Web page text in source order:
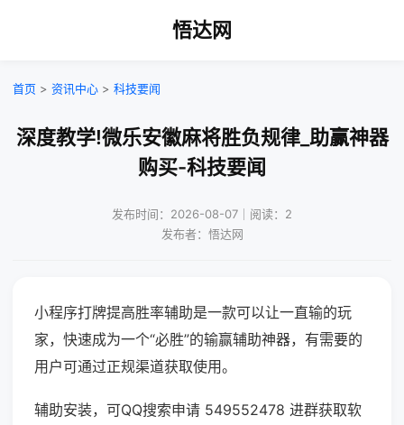
悟达网
首页 > 资讯中心 > 科技要闻
深度教学!微乐安徽麻将胜负规律_助赢神器
购买-科技要闻
发布时间：2026-08-07｜阅读：2
发布者：悟达网
小程序打牌提高胜率辅助是一款可以让一直输的玩
家，快速成为一个“必胜”的输赢辅助神器，有需要的
用户可通过正规渠道获取使用。
辅助安装，可QQ搜索申请 549552478 进群获取软